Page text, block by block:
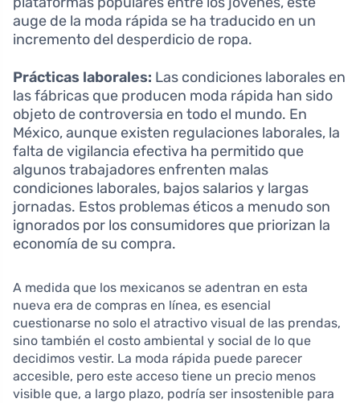
auge de la moda rápida se ha traducido en un
incremento del desperdicio de ropa.
Prácticas laborales: Las condiciones laborales en
las fábricas que producen moda rápida han sido
objeto de controversia en todo el mundo. En
México, aunque existen regulaciones laborales, la
falta de vigilancia efectiva ha permitido que
algunos trabajadores enfrenten malas
condiciones laborales, bajos salarios y largas
jornadas. Estos problemas éticos a menudo son
ignorados por los consumidores que priorizan la
economía de su compra.
A medida que los mexicanos se adentran en esta
nueva era de compras en línea, es esencial
cuestionarse no solo el atractivo visual de las prendas,
sino también el costo ambiental y social de lo que
decidimos vestir. La moda rápida puede parecer
accesible, pero este acceso tiene un precio menos
visible que, a largo plazo, podría ser insostenible para